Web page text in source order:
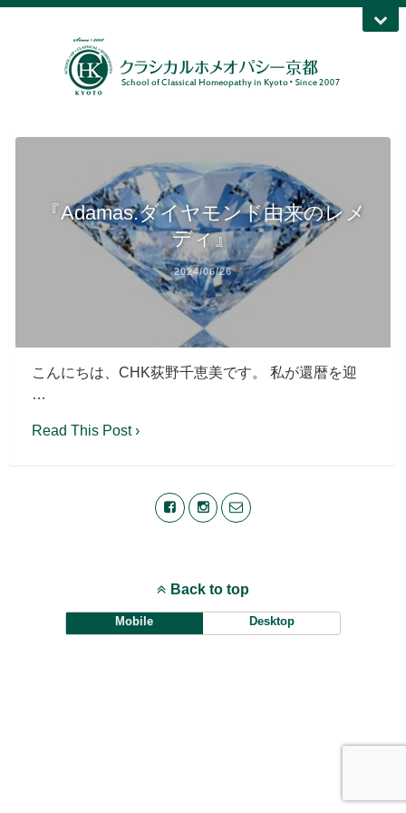
『Adamas.ダイヤモンド由来のレメ
ディ』
2024/06/26
こんにちは、CHK荻野千恵美です。 私が還暦を迎
…
Read This Post ›
Back to top
Mobile Desktop